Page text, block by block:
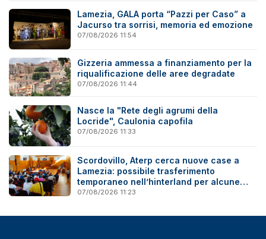
Lamezia, GALA porta “Pazzi per Caso” a
Jacurso tra sorrisi, memoria ed emozione
07/08/2026 11:54
Gizzeria ammessa a finanziamento per la
riqualificazione delle aree degradate
07/08/2026 11:44
Nasce la "Rete degli agrumi della
Locride", Caulonia capofila
07/08/2026 11:33
Scordovillo, Aterp cerca nuove case a
Lamezia: possibile trasferimento
temporaneo nell’hinterland per alcune
famiglie
07/08/2026 11:23